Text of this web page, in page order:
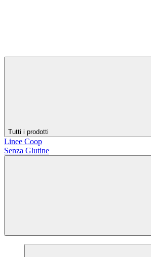
Tutti i prodotti
Linee Coop
Senza Glutine